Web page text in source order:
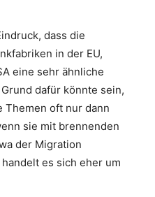
dass die
in der EU,
eine sehr ähnliche
dafür könnte sein,
oft nur dann
sie mit brennenden
der Migration
es sich eher um